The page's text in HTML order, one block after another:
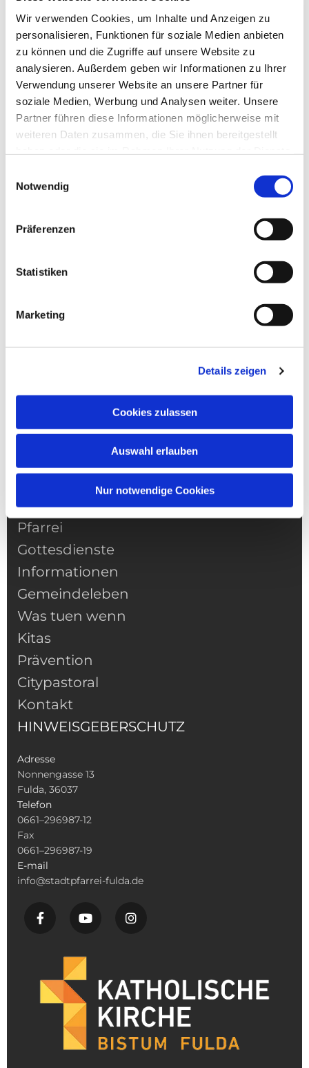
Wir verwenden Cookies, um Inhalte und Anzeigen zu
personalisieren, Funktionen für soziale Medien anbieten
zu können und die Zugriffe auf unsere Website zu
analysieren. Außerdem geben wir Informationen zu Ihrer
Verwendung unserer Website an unsere Partner für
soziale Medien, Werbung und Analysen weiter. Unsere
Partner führen diese Informationen möglicherweise mit
weiteren Daten zusammen, die Sie ihnen bereitgestellt
Notwendig
Präferenzen
Statistiken
Marketing
Details zeigen
Cookies zulassen
Auswahl erlauben
Nur notwendige Cookies
Dies könnte Sie auch
interessieren
NAVIGATION
Pfarrei
Gottesdienste
Informationen
Gemeindeleben
Was tuen wenn
Kitas
Prävention
Citypastoral
Kontakt
HINWEISGEBERSCHUTZ
Adresse
Nonnengasse 13
Fulda, 36037
Telefon
0661–296987-12
Fax
0661–296987-19
E-mail
info@stadtpfarrei-fulda.de